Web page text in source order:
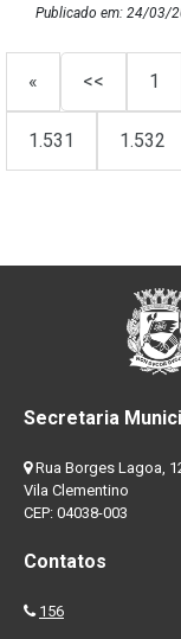
Publicado em: 24/03/
« << 1
1.531 1.532
Secretaria
Rua Borges Lagoa,
Vila Clementino
CEP: 04038-003
Contatos
156